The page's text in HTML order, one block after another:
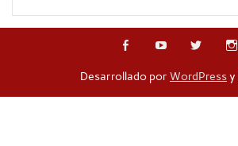
Desarrollado por WordPressy